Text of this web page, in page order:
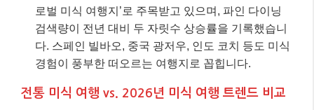
로벌 미식 여행지’로 주목받고 있으며, 파인 다이닝
검색량이 전년 대비 두 자릿수 상승률을 기록했습니
다. 스페인 빌바오, 중국 광저우, 인도 코치 등도 미식
경험이 풍부한 떠오르는 여행지로 꼽힙니다.
전통 미식 여행 vs. 2026년 미식 여행 트렌드 비교